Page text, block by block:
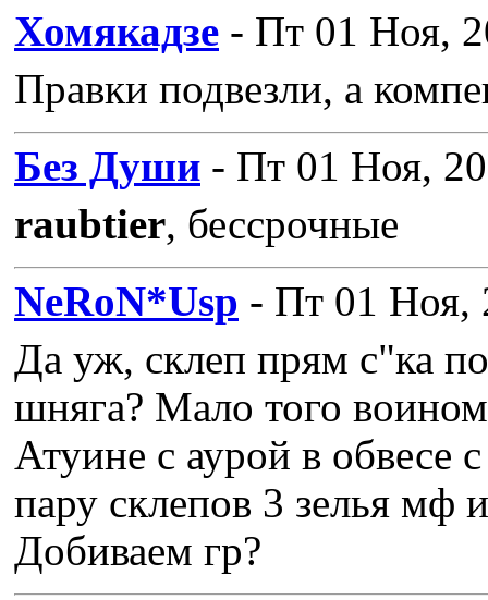
Хомякадзе - Пт 01 Ноя,
Правки подвезли, а
Без Души - Пт 01 Ноя,
raubtier, бессрочные
NeRoN*Usp - Пт 01 Ноя,
Да уж, склеп прям с"ка
шняга? Мало того
Атуине с аурой в обвесе
пару склепов 3 зелья мф
Добиваем гр?